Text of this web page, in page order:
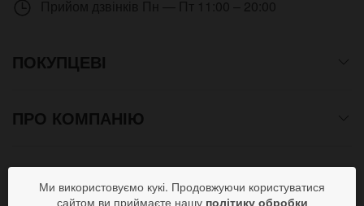
ПОКУПЦЕВІ
ПРО КОМПАНІЮ
СПОСОБИ ОПЛАТИ
Ми використовуємо кукі. Продовжуючи користуватися
сайтом ви приймаєте нашу політику обробки